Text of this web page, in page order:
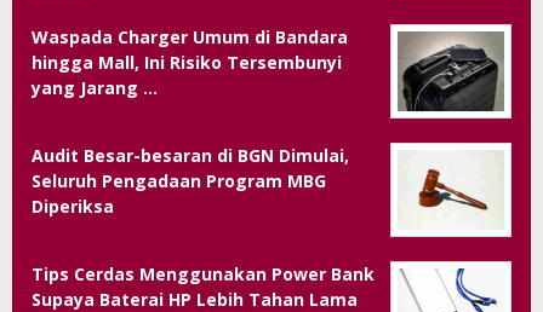
Waspada Charger Umum di Bandara
hingga Mall, Ini Risiko Tersembunyi
yang Jarang …
Audit Besar-besaran di BGN Dimulai,
Seluruh Pengadaan Program MBG
Diperiksa
Tips Cerdas Menggunakan Power Bank
Supaya Baterai HP Lebih Tahan Lama